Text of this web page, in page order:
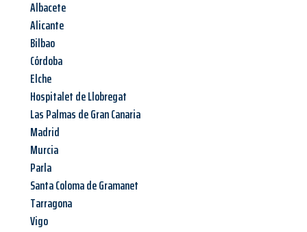
Albacete
Alicante
Bilbao
Córdoba
Elche
Hospitalet de Llobregat
Las Palmas de Gran Canaria
Madrid
Murcia
Parla
Santa Coloma de Gramanet
Tarragona
Vigo